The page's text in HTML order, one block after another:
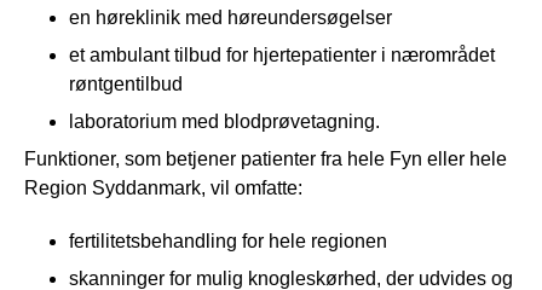
en høreklinik med høreundersøgelser
et ambulant tilbud for hjertepatienter i nærområdet
røntgentilbud
laboratorium med blodprøvetagning.
Funktioner, som betjener patienter fra hele Fyn eller hele
Region Syddanmark, vil omfatte:
fertilitetsbehandling for hele regionen
skanninger for mulig knogleskørhed, der udvides og